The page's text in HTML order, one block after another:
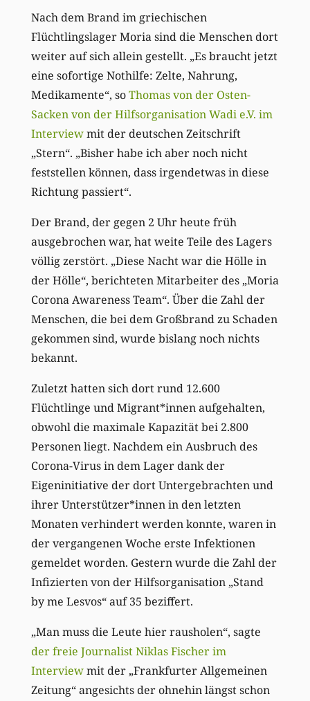
Nach dem Brand im griechischen
Flüchtlingslager Moria sind die Menschen dort
weiter auf sich allein gestellt. „Es braucht jetzt
eine sofortige Nothilfe: Zelte, Nahrung,
Medikamente“, soThomas von der Osten-
Sacken von der Hilfsorganisation Wadi e.V. im
Interviewmit der deutschen Zeitschrift
„Stern“. „Bisher habe ich aber noch nicht
feststellen können, dass irgendetwas in diese
Richtung passiert“.
Der Brand, der gegen 2 Uhr heute früh
ausgebrochen war, hat weite Teile des Lagers
völlig zerstört. „Diese Nacht war die Hölle in
der Hölle“, berichteten Mitarbeiter des „Moria
Corona Awareness Team“. Über die Zahl der
Menschen, die bei dem Großbrand zu Schaden
gekommen sind, wurde bislang noch nichts
bekannt.
Zuletzt hatten sich dort rund 12.600
Flüchtlinge und Migrant*innen aufgehalten,
obwohl die maximale Kapazität bei 2.800
Personen liegt. Nachdem ein Ausbruch des
Corona-Virus in dem Lager dank der
Eigeninitiative der dort Untergebrachten und
ihrer Unterstützer*innen in den letzten
Monaten verhindert werden konnte, waren in
der vergangenen Woche erste Infektionen
gemeldet worden. Gestern wurde die Zahl der
Infizierten von der Hilfsorganisation „Stand
by me Lesvos“ auf 35 beziffert.
„Man muss die Leute hier rausholen“, sagte
der freie Journalist Niklas Fischer im
Interviewmit der „Frankfurter Allgemeinen
Zeitung“ angesichts der ohnehin längst schon